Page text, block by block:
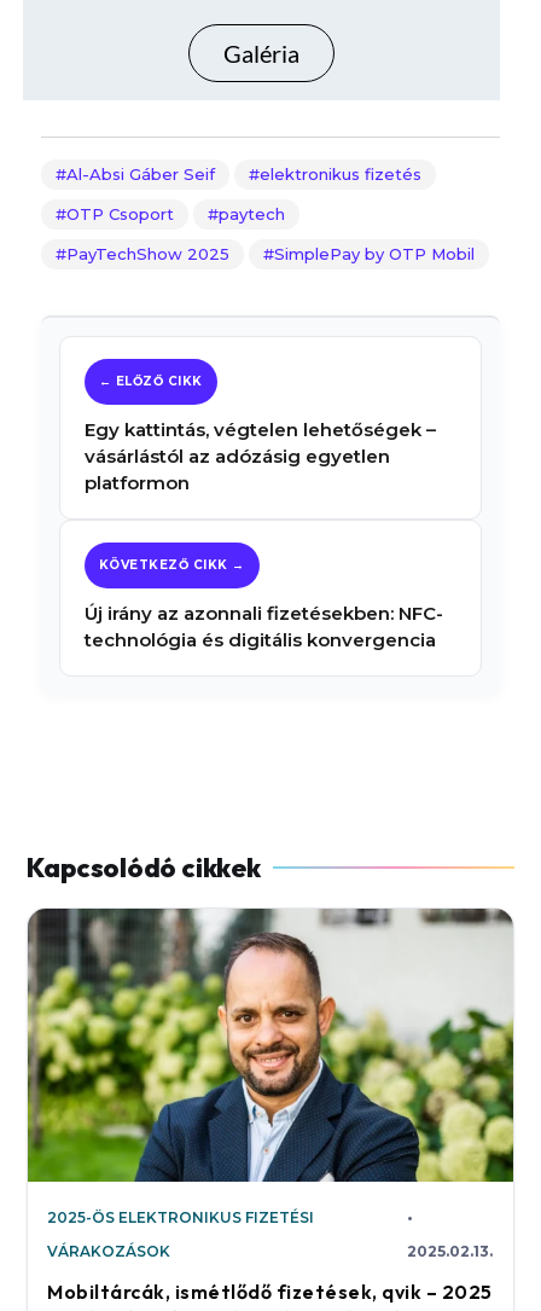
Galéria
Al-Absi Gáber Seif elektronikus fizetés
OTP Csoport paytech
PayTechShow 2025 SimplePay by OTP Mobil
Egy kattintás, végtelen lehetőségek –
vásárlástól az adózásig egyetlen
platformon
Új irány az azonnali fizetésekben: NFC-
technológia és digitális konvergencia
2025-ÖS ELEKTRONIKUS FIZETÉSI
VÁRAKOZÁSOK
2025.02.13.
Mobiltárcák, ismétlődő fizetések, qvik – 2025